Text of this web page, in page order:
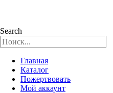
Search
Главная
Каталог
Пожертвовать
Мой аккаунт